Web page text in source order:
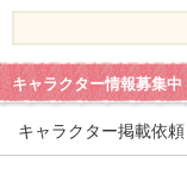
キャラクター情報募集中
キャラクター掲載依頼